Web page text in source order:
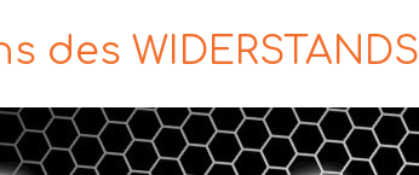
des WIDERSTANDS